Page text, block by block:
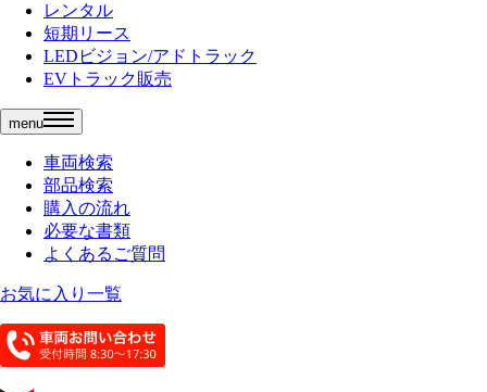
レンタル
短期リース
LEDビジョン/アドトラック
EVトラック販売
menu
車両検索
部品検索
購入の流れ
必要な書類
よくあるご質問
お気に入り一覧